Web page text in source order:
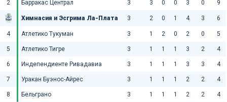
2 Барракас Централ 3 3 0 0 3 0 9
Химнасия и Эсгрима Ла-Плата 3 2 0 1 4 3 6
4 Атлетико Тукуман 3 1 2 0 2 0 5
5 Атлетико Тигре 3 1 1 1 3 2 4
6 Индепендиенте Ривадавиа 3 1 1 1 3 3 4
7 Уракан Буэнос-Айрес 3 1 1 1 2 2 4
8 Бельграно 3 1 1 1 2 2 4